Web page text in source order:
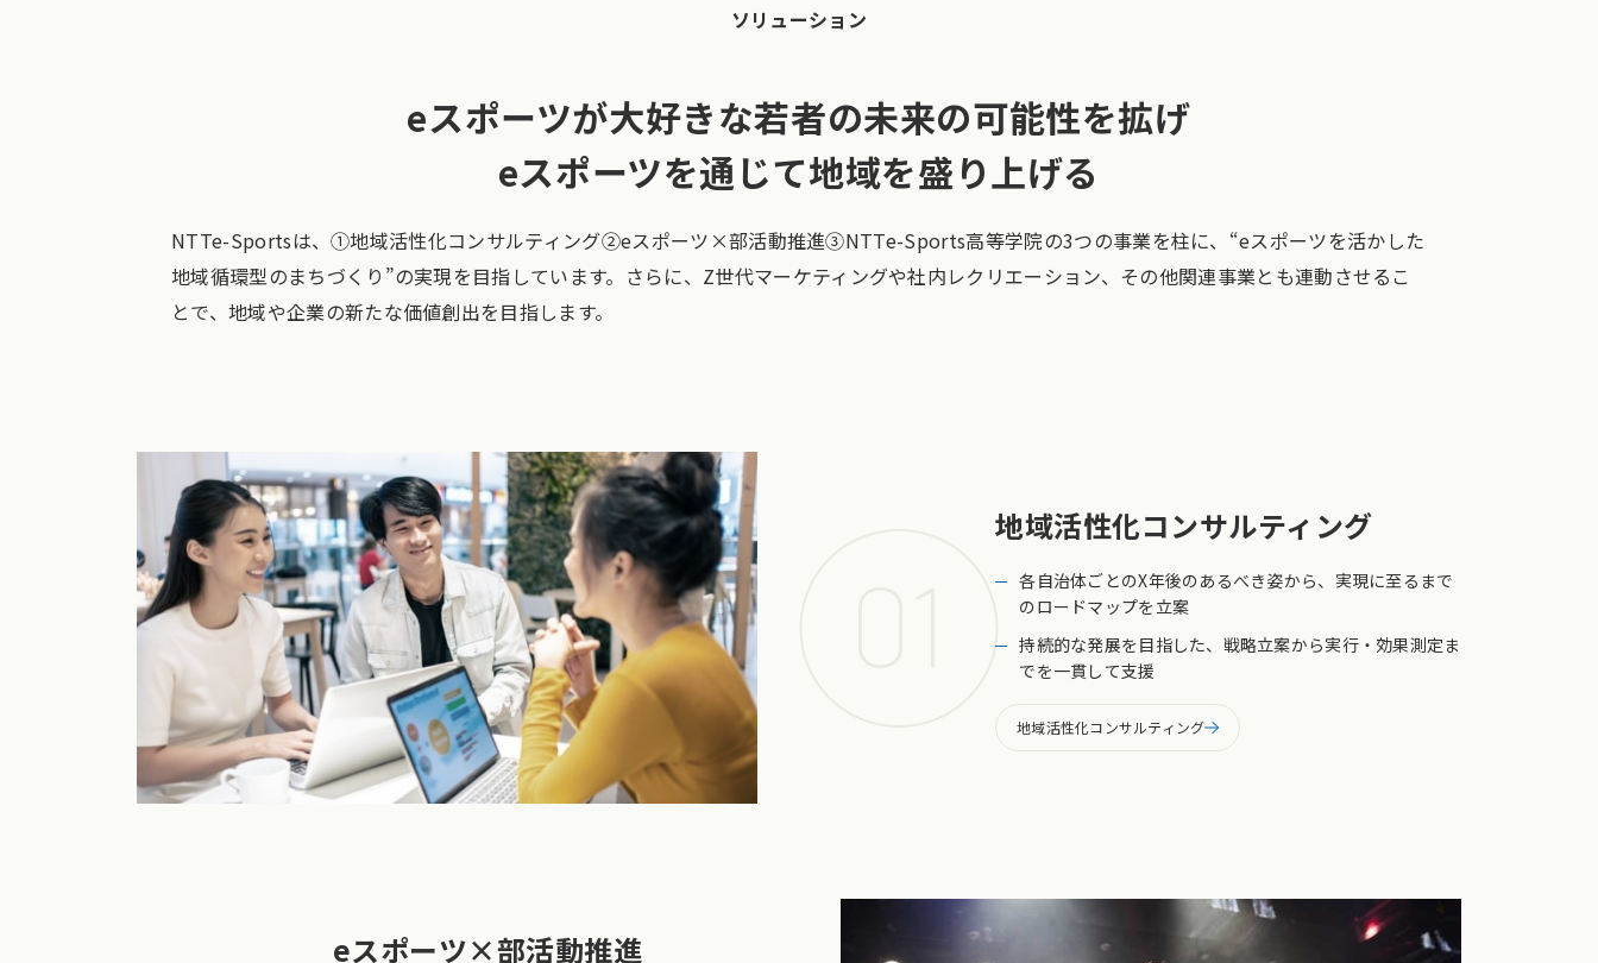
ソリューション
eスポーツが大好きな若者の未来の可能性を拡げ
eスポーツを通じて地域を盛り上げる
NTTe-Sportsは、①地域活性化コンサルティング②eスポーツ×部活動推進③NTTe-Sports高等学院の3つの事業を柱に、“eスポーツを活かした
地域循環型のまちづくり”の実現を目指しています。さらに、Z世代マーケティングや社内レクリエーション、その他関連事業とも連動させるこ
とで、地域や企業の新たな価値創出を目指します。
地域活性化コンサルティング
各自治体ごとのX年後のあるべき姿から、実現に至るまで
のロードマップを立案
持続的な発展を目指した、戦略立案から実行・効果測定ま
でを一貫して支援
地域活性化コンサルティング
eスポーツ×部活動推進